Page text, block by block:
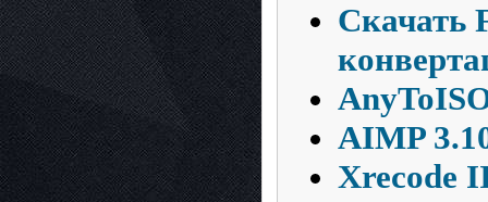
Скачать
AIMP
Xrecode